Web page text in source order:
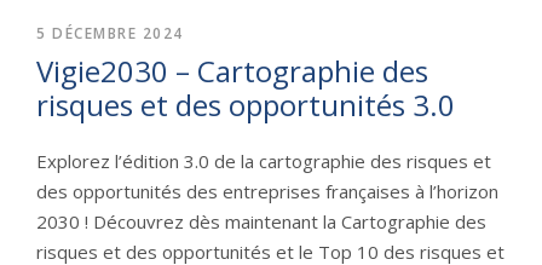
5 DÉCEMBRE 2024
Vigie2030 – Cartographie des
risques et des opportunités 3.0
Explorez l’édition 3.0 de la cartographie des risques et
des opportunités des entreprises françaises à l’horizon
2030 ! Découvrez dès maintenant la Cartographie des
risques et des opportunités et le Top 10 des risques et